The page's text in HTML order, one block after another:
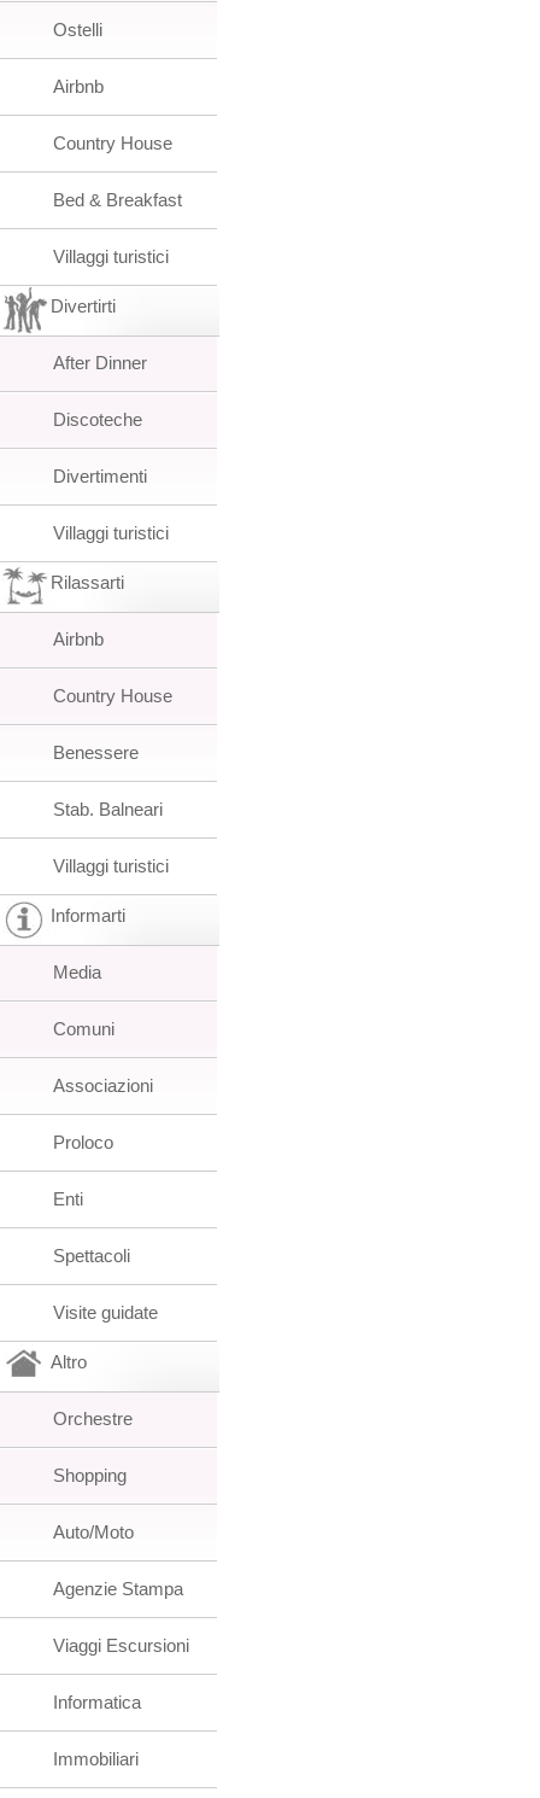
Ostelli
Airbnb
Country House
Bed & Breakfast
Villaggi turistici
Divertirti
After Dinner
Discoteche
Divertimenti
Villaggi turistici
Rilassarti
Airbnb
Country House
Benessere
Stab. Balneari
Villaggi turistici
Informarti
Media
Comuni
Associazioni
Proloco
Enti
Spettacoli
Visite guidate
Altro
Orchestre
Shopping
Auto/Moto
Agenzie Stampa
Viaggi Escursioni
Informatica
Immobiliari